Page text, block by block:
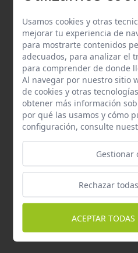
Usuarios se regirá por las
preciso en el que se acceda
LEGISLACIÓN Y FUERO
Para la resolución de todas
relacionadas con el presente
en él desarrolladas, será de
española, a la que se
conflictos derivados o
Juzgados y Tribunales de la
del consumidor.
Fecha de la última
Usamos cookies y otras
mejorar tu experiencia de
para mostrarte contenidos
adecuados, para analizar el
para comprender de donde
Al navegar por nuestro sitio
de cookies y otras
obtener más información
por qué las usamos y cómo
configuración, consulte
Gestionar
Rechazar
ACEPTAR